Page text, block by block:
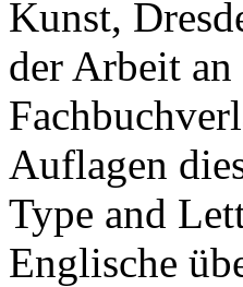
Kunst,
der Arbeit
Auflagen
Type and
Englische